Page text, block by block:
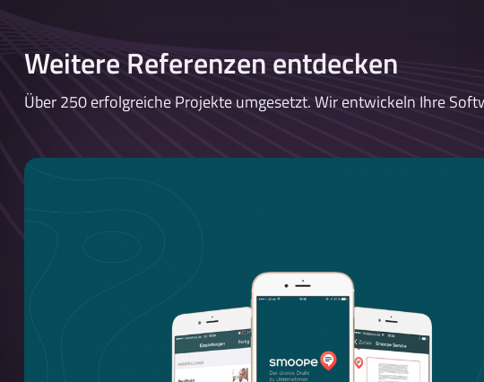
Weitere Referenzen entdecken
Über 250 erfolgreiche Projekte umgesetzt. Wir entwickeln Ihre